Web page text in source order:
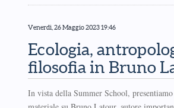
Venerdì, 26 Maggio 2023 19:46
Ecologia,
filosofia in Bruno
In vista della Summer School,